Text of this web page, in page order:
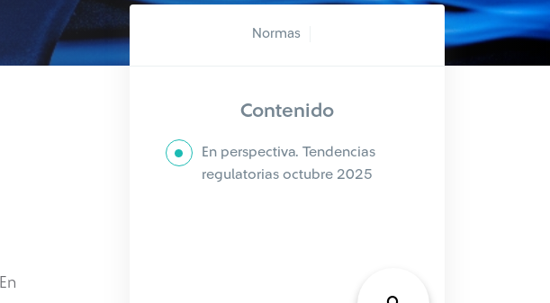
Normas
Contenido
En perspectiva. Tendencias
regulatorias octubre 2025